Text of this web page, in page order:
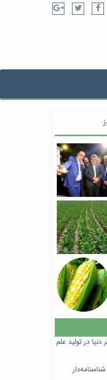
برتر دنیا در تولید علم
یزد شناسنامه‌دار